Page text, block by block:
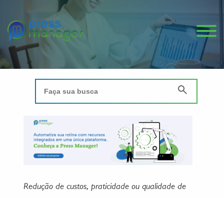
Redução de custos, praticidade ou qualidade de